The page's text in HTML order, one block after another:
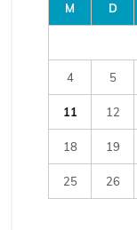
M D
4 5
11 12
18 19
25 26